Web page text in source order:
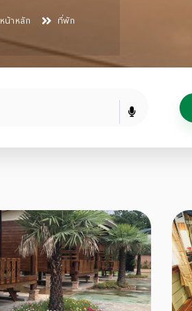
หน้าหลัก ที่พัก